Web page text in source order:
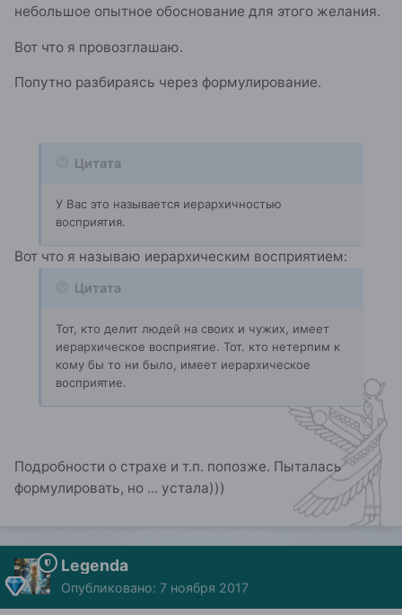
небольшое опытное обоснование для этого желания.
Вот что я провозглашаю.
Попутно разбираясь через формулирование.
Цитата
У Вас это называется иерархичностью
восприятия.
Вот что я называю иерархическим восприятием:
Цитата
Тот, кто делит людей на своих и чужих, имеет
иерархическое восприятие. Тот. кто нетерпим к
кому бы то ни было, имеет иерархическое
восприятие.
Подробности о страхе и т.п. попозже. Пыталась
формулировать, но ... устала)))
Legenda
Опубликовано: 7 ноября 2017